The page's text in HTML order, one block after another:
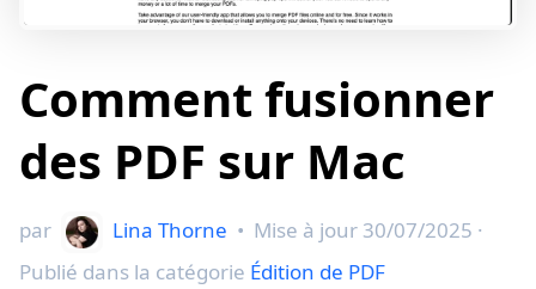
Comment fusionner
des PDF sur Mac
par Lina Thorne • Mise à jour 30/07/2025 ·
Publié dans la catégorie Édition de PDF